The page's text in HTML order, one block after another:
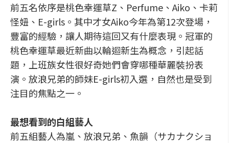
前五名依序是桃色幸運草Z、Perfume、Aiko、卡莉
怪妞、E-girls。其中才女Aiko今年為第12次登場，
豐富的經驗，讓人期待這回又有什麼表現。冠軍的
桃色幸運草最近新曲以輪迴新生為概念，引起話
題，上班族女性很好奇她們會穿哪種華麗裝扮表
演。放浪兄弟的師妹E-girls初入選，自然也是受到
注目的焦點之一。
最想看到的白組藝人
前五組藝人為嵐、放浪兄弟、魚韻（サカナクショ